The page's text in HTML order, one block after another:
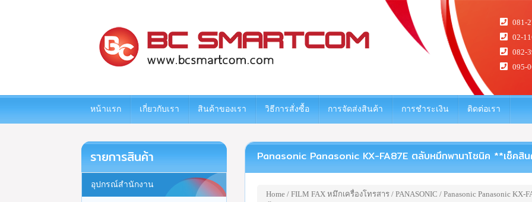
081-
02-
082-
095-
หน้าแรก เกี่ยวกับเรา สินค้าของเรา วิธีการสั่งซื้อ การจัดส่งสินค้า การชำระเงิน ติดต่อเรา
Panasonic Panasonic KX-FA87E ตลับหมึกพานาโซนิค **เช็คสิ
Home / FILM FAX หมึกเครื่องโทรสาร / PANASONIC / Panasonic Panasonic
รายการสินค้า
อุปกรณ์สำนักงาน